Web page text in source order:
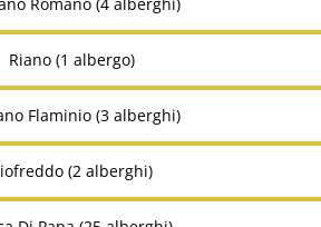
Riano (1 albergo)
Flaminio (3 alberghi)
(2 alberghi)